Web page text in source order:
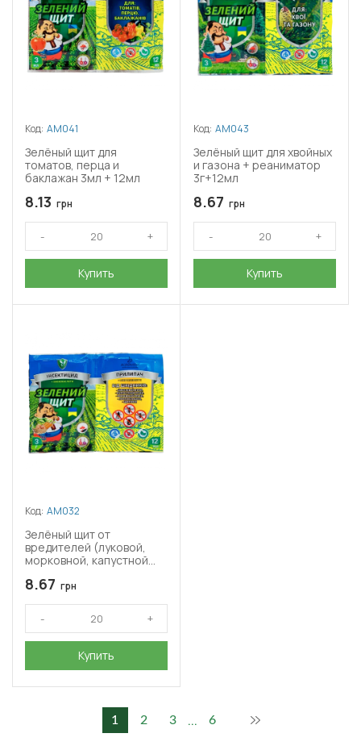
Код: АМ041
Зелёный щит для
томатов, перца и
баклажан 3мл + 12мл
8.13 грн
Купить
Код: АМ043
Зелёный щит для хвойных
и газона + реаниматор
3г+12мл
8.67 грн
Купить
Код: АМ032
Зелёный щит от
вредителей (луковой,
морковной, капустной
3г+10мл
8.67 грн
Купить
1 2 3 ... 6